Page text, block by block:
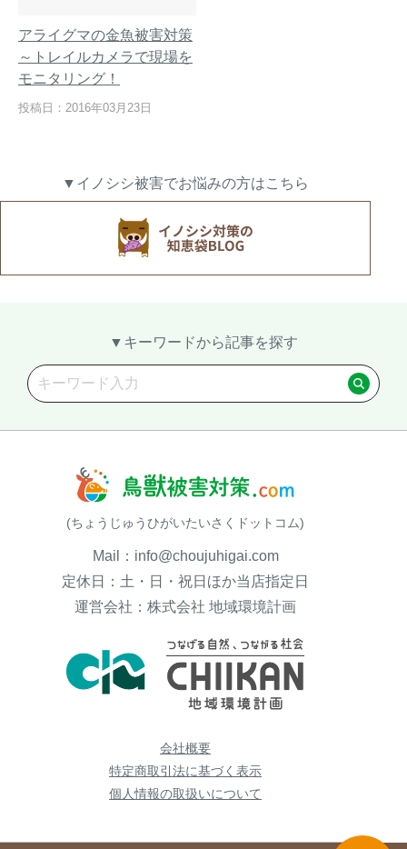
メルマガ登録
ご相談
お問い合わせ
オンライン
ショップ
アライグマの金魚被害対策
～トレイルカメラで現場を
モニタリング！
投稿日：2016年03月23日
▼イノシシ被害でお悩みの方はこちら
▼キーワードから記事を探す
(ちょうじゅうひがいたいさくドットコム)
Mail：info@choujuhigai.com
定休日：土・日・祝日ほか当店指定日
運営会社：株式会社 地域環境計画
会社概要
特定商取引法に基づく表示
個人情報の取扱いについて